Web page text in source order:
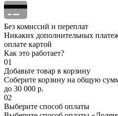
Без комиссий и переплат
Никаких дополнительных
оплате картой
Как это работает?
01
Добавьте товар в корзину
Соберите корзину на общую
до 30 000 р.
02
Выберите способ оплаты